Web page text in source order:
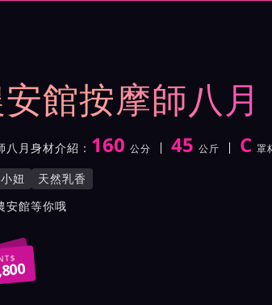
館按摩師八月
八月身材介紹： 身高
160 公分
體重 45 公斤
罩杯 C 罩
師八月服務風格與特色
妞 天然乳香
師八月所屬按摩會館介紹與班
安館等你哦
價截屏